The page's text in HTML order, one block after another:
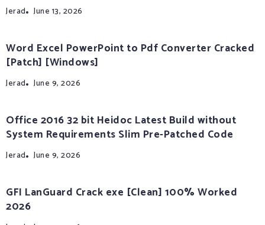
Jerad June 13, 2026
Word Excel PowerPoint to Pdf Converter Cracked
[Patch] [Windows]
Jerad June 9, 2026
Office 2016 32 bit Heidoc Latest Build without
System Requirements Slim Pre-Patched Code
Jerad June 9, 2026
GFI LanGuard Crack exe [Clean] 100% Worked
2026